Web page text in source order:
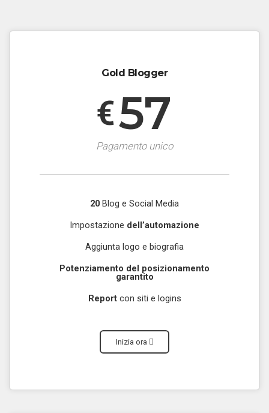
Gold Blogger
€57
Pagamento unico
20 Blog e Social Media
Impostazione dell’automazione
Aggiunta logo e biografia
Potenziamento del posizionamento
garantito
Reportcon siti e logins
Inizia ora